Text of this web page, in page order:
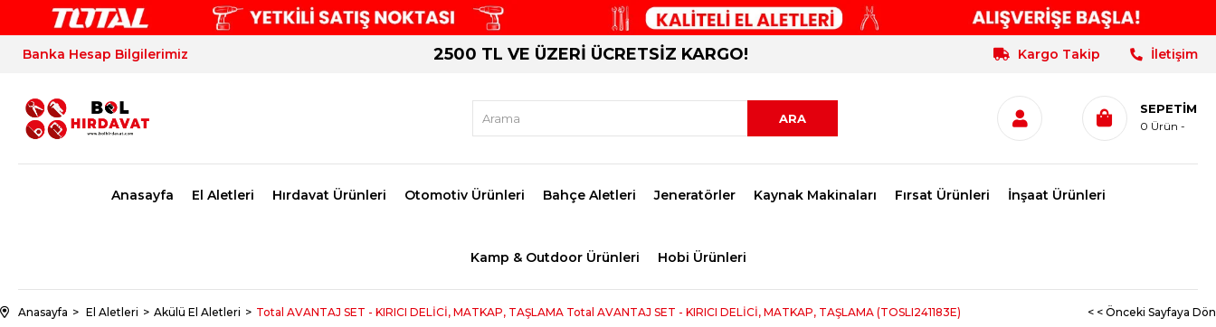
Banka Hesap Bilgilerimiz 2500 TL VE ÜZERİ ÜCRETSİZ KARGO! Kargo Takip İletişim
SEPETIM
0 Ürün
Anasayfa El Aletleri Hırdavat Ürünleri Otomotiv Ürünleri Bahçe Aletleri Jeneratörler Kaynak Makinaları Fırsat Ürünleri İnşaat Ürünleri
Kamp & Outdoor Ürünleri Hobi Ürünleri
Anasayfa El Aletleri Akülü El Aletleri Total AVANTAJ SET - KIRICI DELİCİ, MATKAP, TAŞLAMA Total AVANTAJ SET - KIRICI DELİCİ, MATKAP, TAŞLAMA (TOSLI241183E) < < Önceki Sayfaya Dön